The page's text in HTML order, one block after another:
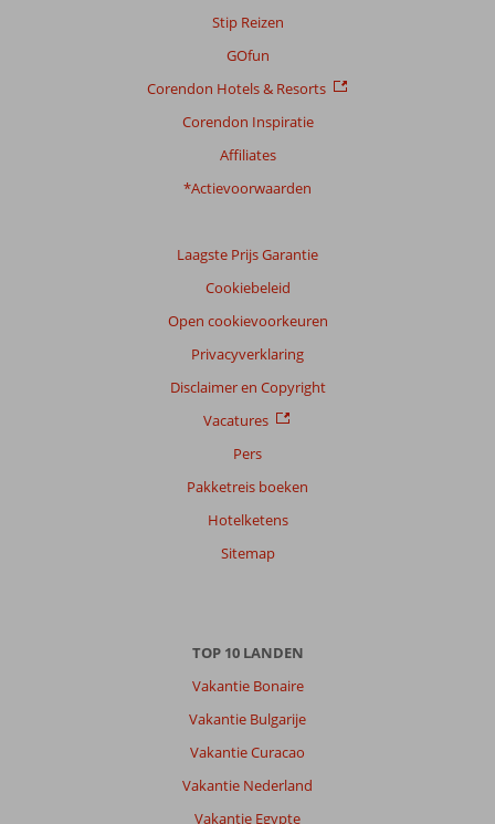
beoordelingen.
Stip Reizen
GOfun
Corendon Hotels & Resorts
Corendon Inspiratie
Affiliates
*Actievoorwaarden
Laagste Prijs Garantie
Cookiebeleid
Open cookievoorkeuren
Privacyverklaring
Disclaimer en Copyright
Vacatures
Pers
Pakketreis boeken
Hotelketens
Sitemap
TOP 10 LANDEN
Vakantie Bonaire
Vakantie Bulgarije
Vakantie Curacao
Vakantie Nederland
Vakantie Egypte